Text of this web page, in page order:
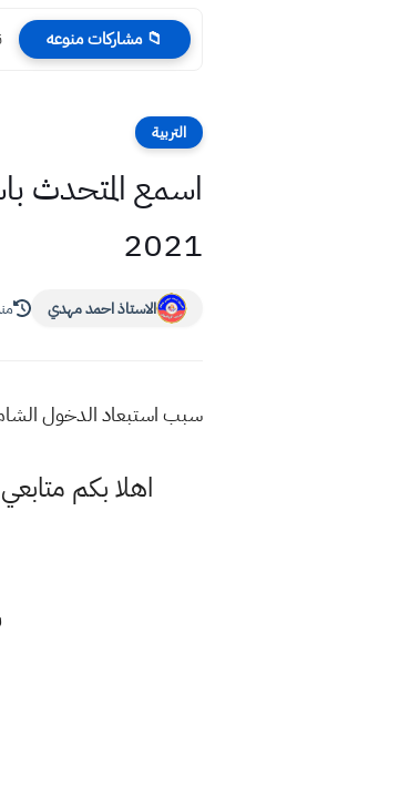
📁 مشاركات منوعه
التربية
اسمع المتحدث
2021
الاستاذ احمد مهدي منذ
سبب استبعاد الدخول الشامل
اهلا بكم